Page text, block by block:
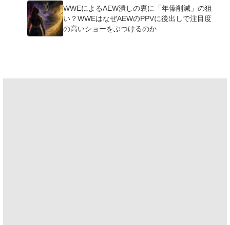
WWEによるAEW潰しの裏に「年俸削減」の狙
い？WWEはなぜAEWのPPVに後出しで注目度
の高いショーをぶつけるのか